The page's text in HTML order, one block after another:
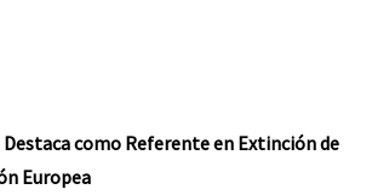
como Referente en Extinción de
Europea